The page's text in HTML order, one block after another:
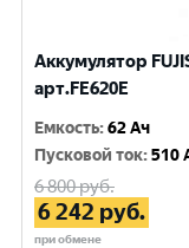
Аккумулятор
арт.FE620E
Емкость:62 Ач
Пусковой ток:510
6 800руб.
6 242 руб.
при обмене